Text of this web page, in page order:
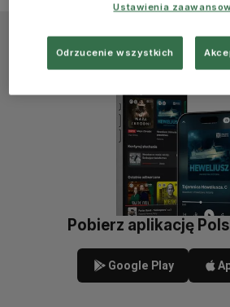
Pobierz aplikację
Google Play
Ustawienia
Odrzucenie wszystkich